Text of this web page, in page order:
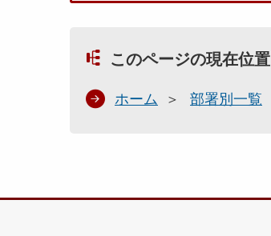
このページの現在位置
ホーム 部署別一覧